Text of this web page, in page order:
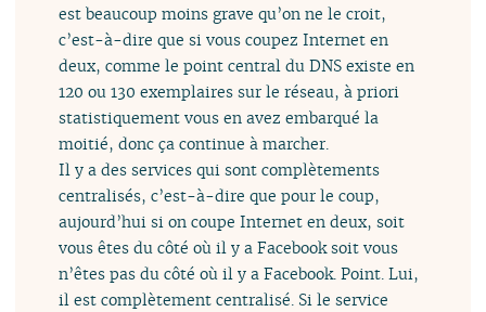
est beaucoup moins grave qu’on ne le croit,
c’est-à-dire que si vous coupez Internet en
deux, comme le point central du DNS existe en
120 ou 130 exemplaires sur le réseau, à priori
statistiquement vous en avez embarqué la
moitié, donc ça continue à marcher.
Il y a des services qui sont complètements
centralisés, c’est-à-dire que pour le coup,
aujourd’hui si on coupe Internet en deux, soit
vous êtes du côté où il y a Facebook soit vous
n’êtes pas du côté où il y a Facebook. Point. Lui,
il est complètement centralisé. Si le service